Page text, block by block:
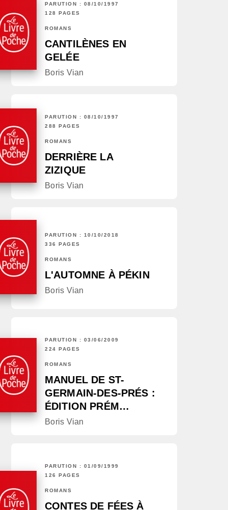
PARUTION : 08/10/1997
128 PAGES
ROMANS
CANTILÈNES EN
GELÉE
Boris Vian
PARUTION : 08/10/1997
288 PAGES
ROMANS
DERRIÈRE LA
ZIZIQUE
Boris Vian
PARUTION : 10/10/2018
336 PAGES
ROMANS
L'AUTOMNE À PÉKIN
Boris Vian
PARUTION : 03/06/2009
224 PAGES
ROMANS
MANUEL DE ST-
GERMAIN-DES-PRÉS :
ÉDITION PRÉM…
Boris Vian
PARUTION : 01/09/1999
126 PAGES
ROMANS
CONTES DE FÉES À